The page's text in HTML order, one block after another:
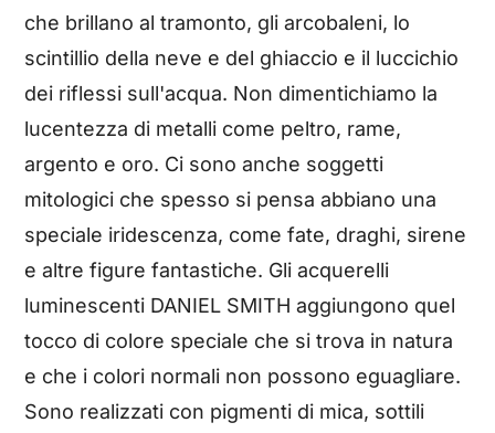
che brillano al tramonto, gli arcobaleni, lo
scintillio della neve e del ghiaccio e il luccichio
dei riflessi sull'acqua. Non dimentichiamo la
lucentezza di metalli come peltro, rame,
argento e oro. Ci sono anche soggetti
mitologici che spesso si pensa abbiano una
speciale iridescenza, come fate, draghi, sirene
e altre figure fantastiche. Gli acquerelli
luminescenti DANIEL SMITH aggiungono quel
tocco di colore speciale che si trova in natura
e che i colori normali non possono eguagliare.
Sono realizzati con pigmenti di mica, sottili